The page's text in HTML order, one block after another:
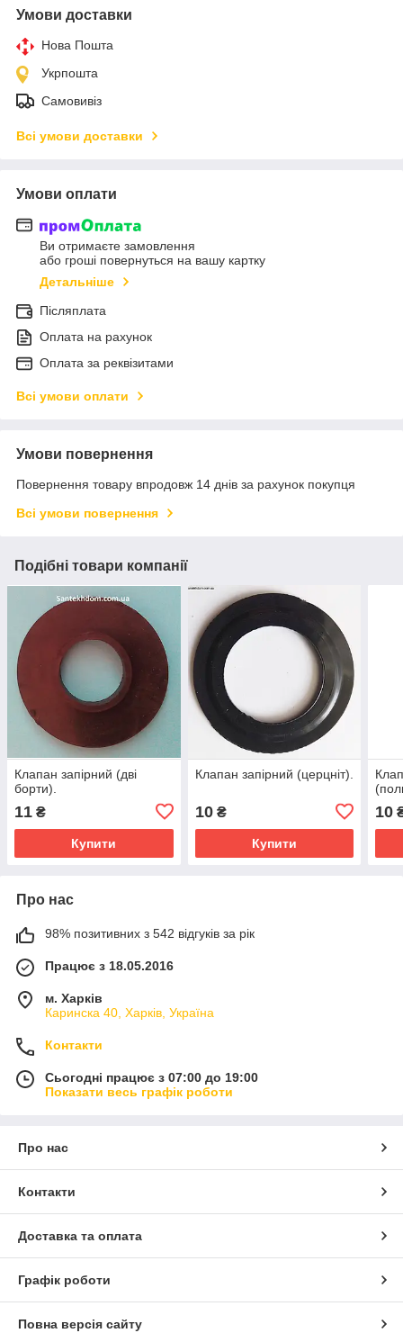
Умови доставки
Нова Пошта
Укрпошта
Самовивіз
Всі умови доставки
Умови оплати
Ви отримаєте замовлення
або гроші повернуться на вашу картку
Детальніше
Післяплата
Оплата на рахунок
Оплата за реквізитами
Всі умови оплати
Умови повернення
Повернення товару впродовж 14 днів за рахунок покупця
Всі умови повернення
Подібні товари компанії
Клапан запірний (дві
борти).
11 ₴
Купити
Клапан запірний (церцніт).
10₴
Купити
10
Про нас
98% позитивних з 542 відгуків за рік
Працює з 18.05.2016
м. Харків
Каринска 40, Харків, Україна
Контакти
Сьогодні працює з 07:00 до 19:00
Показати весь графік роботи
Про нас
Контакти
Доставка та оплата
Графік роботи
Повна версія сайту